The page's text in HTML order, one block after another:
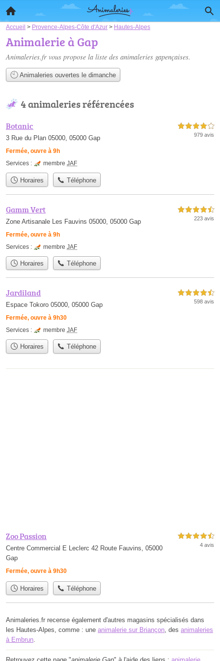
Accueil > Provence-Alpes-Côte d'Azur > Hautes-Alpes
Animalerie à Gap
Animaleries.fr vous propose la liste des animaleries gapençaises.
Animaleries ouvertes le dimanche
4 animaleries référencées
Botanic
3 Rue du Plan 05000, 05000 Gap
Fermée, ouvre à 9h
4,0 étoiles sur 5
979 avis
Services : membre JAF
Horaires Téléphone
Gamm Vert
Zone Artisanale Les Fauvins 05000, 05000 Gap
Fermée, ouvre à 9h
4,5 étoiles sur 5
223 avis
Services : membre JAF
Horaires Téléphone
Jardiland
Espace Tokoro 05000, 05000 Gap
Fermée, ouvre à 9h30
4,5 étoiles sur 5
598 avis
Services : membre JAF
Horaires Téléphone
Zoo Passion
Centre Commercial E Leclerc 42 Route Fauvins, 05000
Gap
Fermée, ouvre à 9h30
4,5 étoiles sur 5
4 avis
Horaires Téléphone
Animaleries.fr recense également d'autres magasins spécialisés dans
les Hautes-Alpes, comme : une animalerie sur Briançon , des animaleries
à Embrun